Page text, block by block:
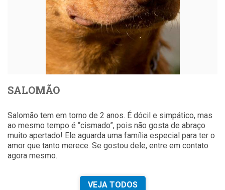
SALOMÃO
Salomão tem em torno de 2 anos. É dócil e simpático, mas
ao mesmo tempo é “cismado”, pois não gosta de abraço
muito apertado! Ele aguarda uma família especial para ter o
amor que tanto merece. Se gostou dele, entre em contato
agora mesmo.
VEJA TODOS